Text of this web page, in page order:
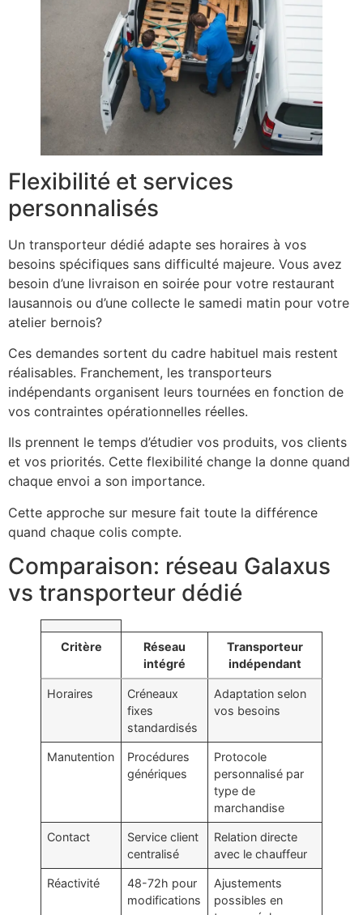
Flexibilité et services
personnalisés
Un transporteur dédié adapte ses horaires à vos
besoins spécifiques sans difficulté majeure. Vous avez
besoin d’une livraison en soirée pour votre restaurant
lausannois ou d’une collecte le samedi matin pour votre
atelier bernois?
Ces demandes sortent du cadre habituel mais restent
réalisables. Franchement, les transporteurs
indépendants organisent leurs tournées en fonction de
vos contraintes opérationnelles réelles.
Ils prennent le temps d’étudier vos produits, vos clients
et vos priorités. Cette flexibilité change la donne quand
chaque envoi a son importance.
Cette approche sur mesure fait toute la différence
quand chaque colis compte.
Comparaison: réseau Galaxus
vs transporteur dédié
Critère
Réseau
intégré
Transporteur
indépendant
Horaires
Créneaux
fixes
standardisés
Adaptation selon
vos besoins
Manutention
Procédures
génériques
Protocole
personnalisé par
type de
marchandise
Contact
Service client
centralisé
Relation directe
avec le chauffeur
Réactivité
48-72h pour
modifications
Ajustements
possibles en